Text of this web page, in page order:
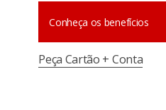
Conheça os benefícios
Peça Cartão + Conta